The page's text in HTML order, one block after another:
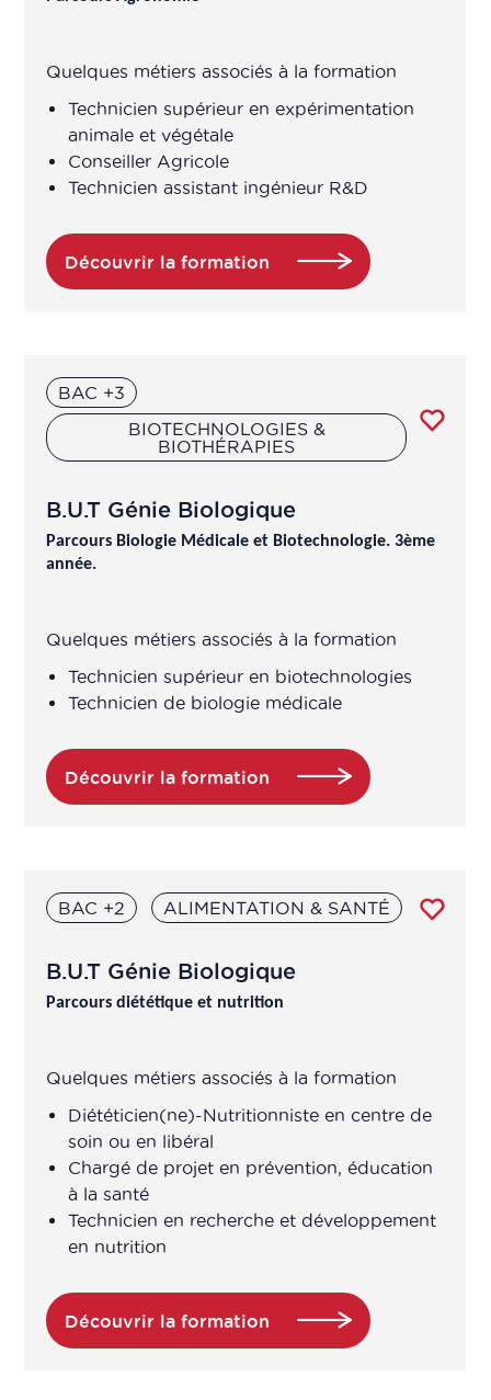
Quelques métiers associés à la formation
Technicien supérieur en expérimentation
animale et végétale
Conseiller Agricole
Technicien assistant ingénieur R&D
Découvrir la formation
BAC +3
BIOTECHNOLOGIES &
BIOTHÉRAPIES
B.U.T Génie Biologique
Parcours Biologie Médicale et Biotechnologie. 3ème
année.
Quelques métiers associés à la formation
Technicien supérieur en biotechnologies
Technicien de biologie médicale
Découvrir la formation
BAC +2 ALIMENTATION & SANTÉ
B.U.T Génie Biologique
Parcours diététique et nutrition
Quelques métiers associés à la formation
Diététicien(ne)-Nutritionniste en centre de
soin ou en libéral
Chargé de projet en prévention, éducation
à la santé
Technicien en recherche et développement
en nutrition
Découvrir la formation